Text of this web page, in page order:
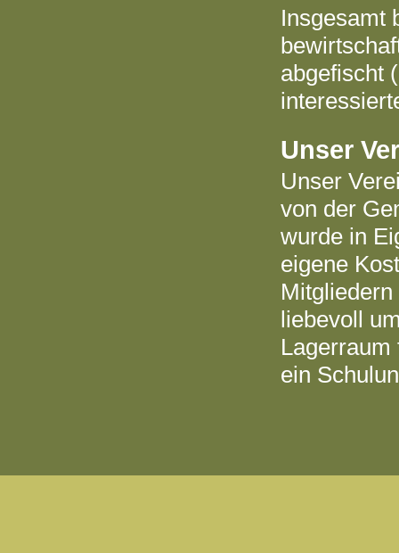
Insgesamt
abgefischt
Unser
Unser
von der
wurde in
eigene
liebevoll
ein